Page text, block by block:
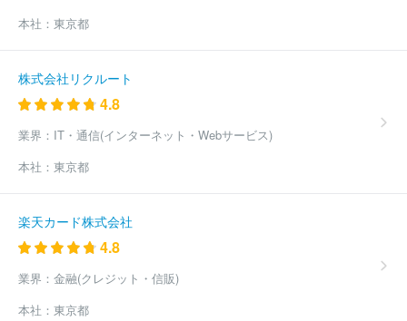
本社： 東京都
株式会社リクルート
4.8
業界： IT・通信(インターネット・Webサービス)
本社： 東京都
楽天カード株式会社
4.8
業界： 金融(クレジット・信販)
本社： 東京都